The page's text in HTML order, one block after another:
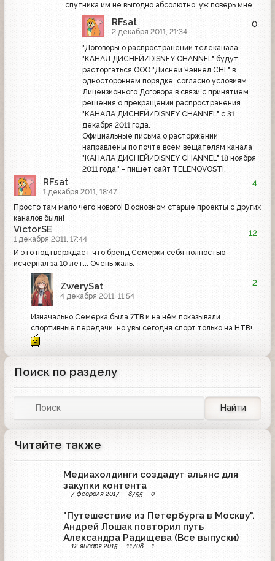
спутника им не выгодно абсолютно, уж поверь мне.
RFsat
2 декабря 2011, 21:34
0
"Договоры о распространении телеканала
"КАНАЛ ДИСНЕЙ/DISNEY CHANNEL" будут
расторгаться ООО "Дисней Чэннел СНГ" в
одностороннем порядке, согласно условиям
Лицензионного Договора в связи с принятием
решения о прекращении распространения
"КАНАЛА ДИСНЕЙ/DISNEY CHANNEL" с 31
декабря 2011 года.
Официальные письма о расторжении
направлены по почте всем вещателям канала
"КАНАЛА ДИСНЕЙ/DISNEY CHANNEL" 18 ноября
2011 года." - пишет сайт TELENOVOSTI.
RFsat
1 декабря 2011, 18:47
4
Просто там мало чего нового! В основном старые проекты с других
каналов были!
VictorSE
1 декабря 2011, 17:44
12
И это подтверждает что бренд Семерки себя полностью
исчерпал за 10 лет... Очень жаль.
ZwerySat
4 декабря 2011, 11:54
2
Изначально Семерка была 7ТВ и на нём показывали
спортивные передачи, но увы сегодня спорт только на НТВ+
Поиск по разделу
Найти
Читайте также
Медиахолдинги создадут альянс для
закупки контента
7 февраля 2017 8755 0
"Путешествие из Петербурга в Москву".
Андрей Лошак повторил путь
Александра Радищева (Все выпуски)
12 января 2015 11708 1